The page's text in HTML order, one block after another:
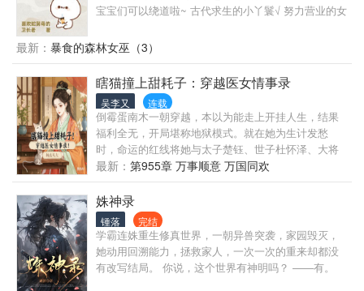
本来发展好好的宅斗文，为什么变成了修仙文！ 出逃
路上，奚箜予和苏莫离被觉深宗郁离颂所救，一脚踏
最想的是和闺蜜一起游遍山河百川，品更多的美食，
竟，闺蜜大过天，谁来欺负她们，就等着被捅破天
吧！ 进文指南:加更会有的！ 1.本文主要是闺蜜在修仙
界互相扶持，一同奋发向(吃喝玩乐)的故事，所以，闺
蜜就是最大的金手指。 2.我也是个风景党，希望自己
能塑造出不同地界风景，能让读者美眉们都能有声临
其境之感。如果不能，请批评， 我一定会飞快进步
的！ 3.本文轻松休闲向，所以友情线爱情线都不刀人
宝宝们可以绕道啦~ 古代求生的小丫鬟√ 努力营业的女
苦逼打工人√ 有丁丁的女alpha（进行中） …… 预计
90-100万字，大概还有八九个世界完结，8月底前可宰
~无脑小短篇，作者努力码字ing，争取让大家看到越
来越精彩的故事（比心） 兰芷是一个普普通通的打工
人，她没什么特别的，但是对于好好活着特别执着。
为了好好活着，她努力打工的同时还要帮着照看自己
的身体，可不能让自己的身体在工作中过度劳损。可
天不遂人愿，兰芷就在一次熬夜加班中猝死了。死的
突然的兰芷不甘心，于是答应系统穿梭在各个世界
享受别人的人生…… 兰芷的slogan：福气绵延，寿与
天齐！
最新： 暴食的森林女巫（3）
瞎猫撞上甜耗子：穿越医女情事录
吴李又 连载
倒霉蛋南木一朝穿越，本以为能走上开挂人生，结果
福利全无，开局堪称地狱模式。就在她为生计发愁
时，命运的红线将她与太子楚钰、世子杜怀泽、大将
军苍兰、大将军凌云紧紧缠绕。一边是尊贵的太子殿
下，一边是潇洒的世家世子，还有敌国王子，救命恩
人大将军凌云。面对截然不同的四人，随着交集越来
越深，南木陷入了情感的漩涡。然而，这份感情背
后，是波谲云诡的朝堂争斗。南木究竟该如何在感情
与权力的双重考验下，守护自己的心，又该如何在这
场权力游戏中，书写自己的传奇？
最新： 第955章 万事顺意 万国同欢
姝神录
锺落 完结
学霸连姝重生修真世界，一朝异兽突袭，家园毁灭，
她动用回溯能力，拯救家人，一次一次的重来却都没
有改写结局。 你说，这个世界有神明吗？ ——有。